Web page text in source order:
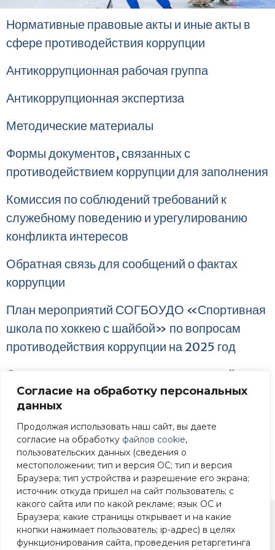
Согласие на обработку персональных
данных
Продолжая использовать наш сайт, вы даете
согласие на обработку файлов cookie,
пользовательских данных (сведения о
местоположении; тип и версия ОС; тип и версия
Браузера; тип устройства и разрешение его экрана;
источник откуда пришел на сайт пользователь; с
какого сайта или по какой рекламе; язык ОС и
Браузера; какие страницы открывает и на какие
кнопки нажимает пользователь; ip-адрес) в целях
функционирования сайта, проведения ретаргетинга
Нормативные правовые акты и иные акты в
сфере противодействия коррупции
Антикоррупционная рабочая группа
Антикоррупционная экспертиза
Методические материалы
Формы документов, связанных с
противодействием коррупции для заполнения
Комиссия по соблюдений требований к
служебному поведению и урегулированию
конфликта интересов
Обратная связь для сообщений о фактах
коррупции
План мероприятий СОГБОУДО «Спортивная
школа по хоккею с шайбой» по вопросам
противодействия коррупции на 2025 год
Отчет о выполнении плана мероприятий по
вопросам противодействия коррупции за
2025 год
План мероприятий СОГБОУДО «Спортивная
школа по хоккею с шайбой» по вопросам
противодействия коррупции на 2026 год
+7 (4812) 22-90-83